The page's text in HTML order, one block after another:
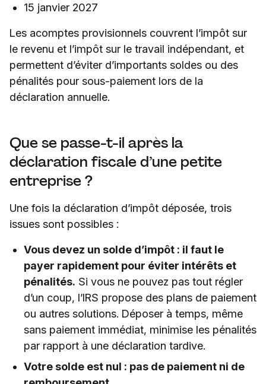
15 janvier 2027
Les acomptes provisionnels couvrent l’impôt sur
le revenu et l’impôt sur le travail indépendant, et
permettent d’éviter d’importants soldes ou des
pénalités pour sous-paiement lors de la
déclaration annuelle.
Que se passe-t-il après la
déclaration fiscale d’une petite
entreprise ?
Une fois la déclaration d’impôt déposée, trois
issues sont possibles :
Vous devez un solde d’impôt : il faut le
payer rapidement pour éviter intérêts et
pénalités. Si vous ne pouvez pas tout régler
d’un coup, l’IRS propose des plans de paiement
ou autres solutions. Déposer à temps, même
sans paiement immédiat, minimise les pénalités
par rapport à une déclaration tardive.
Votre solde est nul : pas de paiement ni de